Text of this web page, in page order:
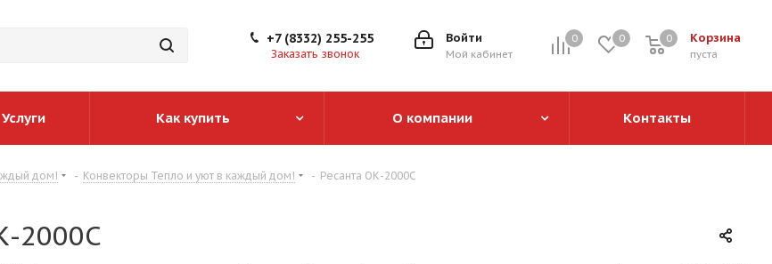
0 0 Корзина
0
пуста
0
Войти
Мой кабинет
+7 (8332) 255-255
Заказать звонок
Услуги Как купить О компании Контакты
дом! - Конвекторы Тепло и уют в каждый дом! - Ресанта ОК-2000С
2000С